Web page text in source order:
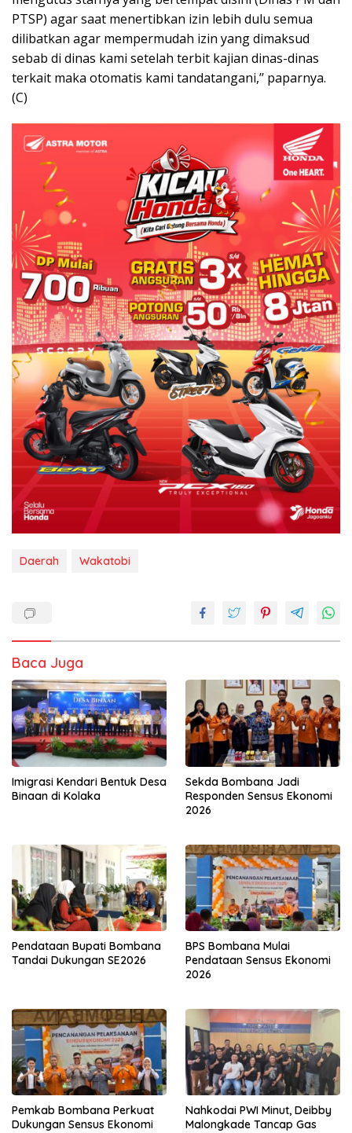
PTSP) agar saat menertibkan izin lebih dulu semua
dilibatkan agar mempermudah izin yang dimaksud
sebab di dinas kami setelah terbit kajian dinas-dinas
terkait maka otomatis kami tandatangani,’’ paparnya.
(C)
Daerah Wakatobi
Baca Juga
Imigrasi Kendari Bentuk Desa
Binaan di Kolaka
Sekda Bombana Jadi
Responden Sensus Ekonomi
2026
Pendataan Bupati Bombana
Tandai Dukungan SE2026
BPS Bombana Mulai
Pendataan Sensus Ekonomi
2026
Pemkab Bombana Perkuat
Dukungan Sensus Ekonomi
Nahkodai PWI Minut, Deibby
Malongkade Tancap Gas